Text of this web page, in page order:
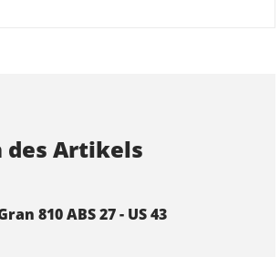
Artikels
810 ABS 27 - US 43